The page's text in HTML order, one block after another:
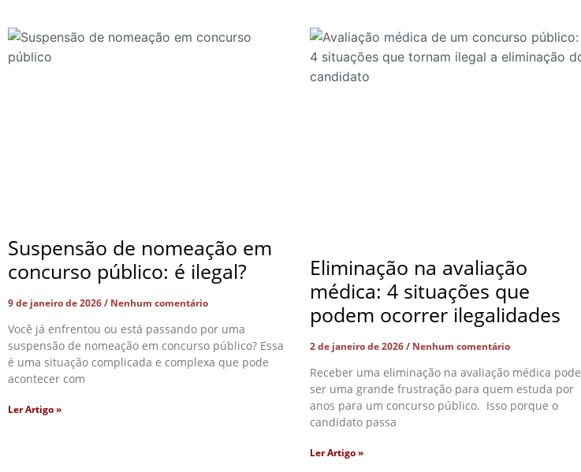
Suspensão de nomeação em
concurso público: é ilegal?
9 de janeiro de 2026 Nenhum comentário
Você já enfrentou ou está passando por uma
suspensão de nomeação em concurso público? Essa
é uma situação complicada e complexa que pode
acontecer com
Ler Artigo »
Eliminação na avaliação
médica: 4 situações que
podem ocorrer ilegalidades
2 de janeiro de 2026 Nenhum comentário
Receber uma eliminação na avaliação médica pode
ser uma grande frustração para quem estuda por
anos para um concurso público. Isso porque o
candidato passa
Ler Artigo »